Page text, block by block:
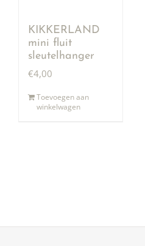
KIKKERLAND
mini fluit
sleutelhanger
€4,00
Toevoegen aan
winkelwagen